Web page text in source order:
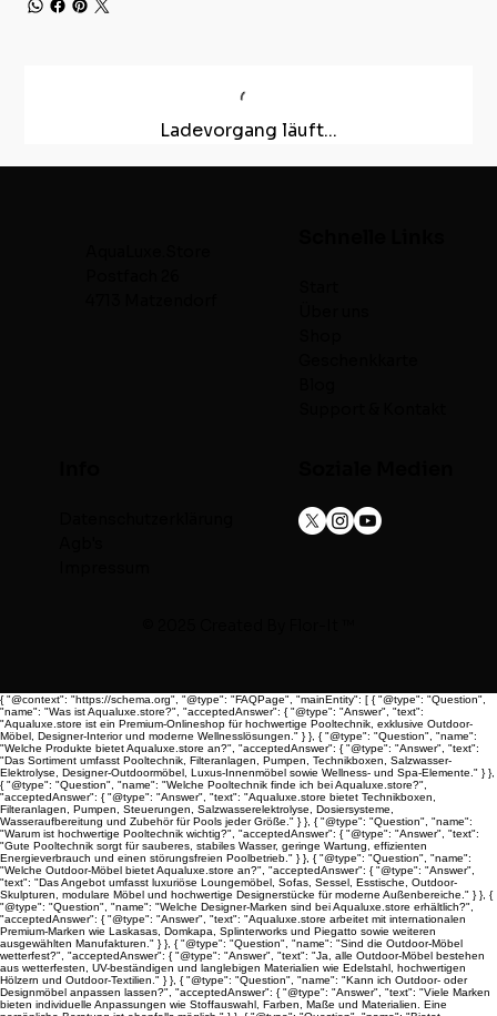
Ladevorgang läuft...
{ "@context": "https://schema.org", "@type": "FAQPage", "mainEntity": [ { "@type": "Question",
"name": "Was ist Aqualuxe.store?", "acceptedAnswer": { "@type": "Answer", "text":
"Aqualuxe.store ist ein Premium-Onlineshop für hochwertige Pooltechnik, exklusive Outdoor-
Möbel, Designer-Interior und moderne Wellnesslösungen." } }, { "@type": "Question", "name":
"Welche Produkte bietet Aqualuxe.store an?", "acceptedAnswer": { "@type": "Answer", "text":
"Das Sortiment umfasst Pooltechnik, Filteranlagen, Pumpen, Technikboxen, Salzwasser-
Elektrolyse, Designer-Outdoormöbel, Luxus-Innenmöbel sowie Wellness- und Spa-Elemente." } },
{ "@type": "Question", "name": "Welche Pooltechnik finde ich bei Aqualuxe.store?",
"acceptedAnswer": { "@type": "Answer", "text": "Aqualuxe.store bietet Technikboxen,
Filteranlagen, Pumpen, Steuerungen, Salzwasserelektrolyse, Dosiersysteme,
Wasseraufbereitung und Zubehör für Pools jeder Größe." } }, { "@type": "Question", "name":
"Warum ist hochwertige Pooltechnik wichtig?", "acceptedAnswer": { "@type": "Answer", "text":
"Gute Pooltechnik sorgt für sauberes, stabiles Wasser, geringe Wartung, effizienten
Energieverbrauch und einen störungsfreien Poolbetrieb." } }, { "@type": "Question", "name":
"Welche Outdoor-Möbel bietet Aqualuxe.store an?", "acceptedAnswer": { "@type": "Answer",
"text": "Das Angebot umfasst luxuriöse Loungemöbel, Sofas, Sessel, Esstische, Outdoor-
Skulpturen, modulare Möbel und hochwertige Designerstücke für moderne Außenbereiche." } }, {
"@type": "Question", "name": "Welche Designer-Marken sind bei Aqualuxe.store erhältlich?",
"acceptedAnswer": { "@type": "Answer", "text": "Aqualuxe.store arbeitet mit internationalen
Premium-Marken wie Laskasas, Domkapa, Splinterworks und Piegatto sowie weiteren
ausgewählten Manufakturen." } }, { "@type": "Question", "name": "Sind die Outdoor-Möbel
wetterfest?", "acceptedAnswer": { "@type": "Answer", "text": "Ja, alle Outdoor-Möbel bestehen
aus wetterfesten, UV-beständigen und langlebigen Materialien wie Edelstahl, hochwertigen
Hölzern und Outdoor-Textilien." } }, { "@type": "Question", "name": "Kann ich Outdoor- oder
Designmöbel anpassen lassen?", "acceptedAnswer": { "@type": "Answer", "text": "Viele Marken
bieten individuelle Anpassungen wie Stoffauswahl, Farben, Maße und Materialien. Eine